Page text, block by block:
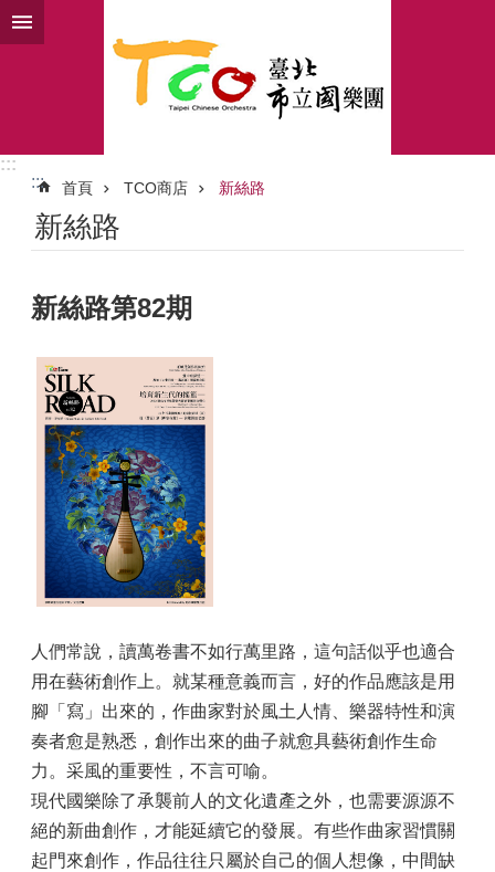
跳到主要內容區塊
:::
:::
首頁 TCO商店 新絲路
新絲路
新絲路第82期
人們常說，讀萬卷書不如行萬里路，這句話似乎也適合
用在藝術創作上。就某種意義而言，好的作品應該是用
腳「寫」出來的，作曲家對於風土人情、樂器特性和演
奏者愈是熟悉，創作出來的曲子就愈具藝術創作生命
力。采風的重要性，不言可喻。
現代國樂除了承襲前人的文化遺產之外，也需要源源不
絕的新曲創作，才能延續它的發展。有些作曲家習慣關
起門來創作，作品往往只屬於自己的個人想像，中間缺